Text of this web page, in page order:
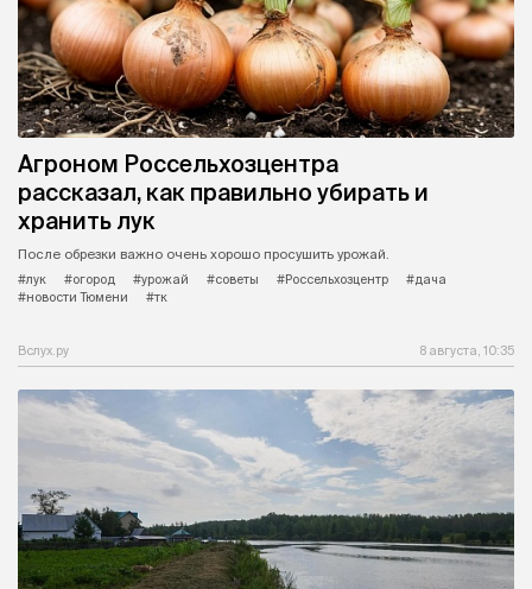
Агроном Россельхозцентра
рассказал, как правильно убирать и
хранить лук
После обрезки важно очень хорошо просушить урожай.
#лук
#огород #урожай #советы #Россельхозцентр
#дача
#новости Тюмени
#тк
Вслух.ру 8 августа, 10:35